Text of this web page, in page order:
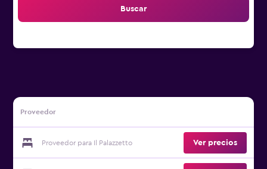
Buscar
Proveedor
Proveedor para Il Palazzetto Ver precios